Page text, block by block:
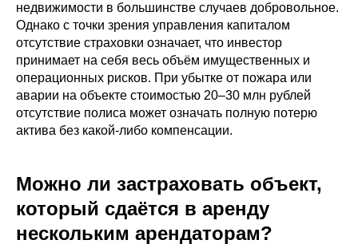
недвижимости в большинстве случаев добровольное.
Однако с точки зрения управления капиталом
отсутствие страховки означает, что инвестор
принимает на себя весь объём имущественных и
операционных рисков. При убытке от пожара или
аварии на объекте стоимостью 20–30 млн рублей
отсутствие полиса может означать полную потерю
актива без какой-либо компенсации.
Можно ли застраховать объект,
который сдаётся в аренду
нескольким арендаторам?